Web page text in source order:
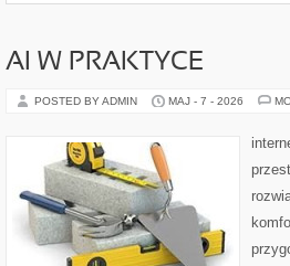
AI W PRAKTYCE
POSTED BY ADMIN MAJ - 7 - 2026